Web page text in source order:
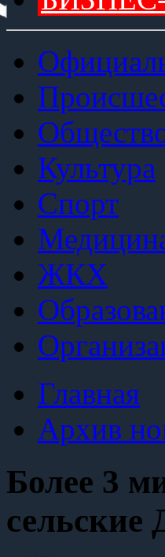
Культура
Спорт
ЖКХ
Главная
Архив
Более 3
сельские